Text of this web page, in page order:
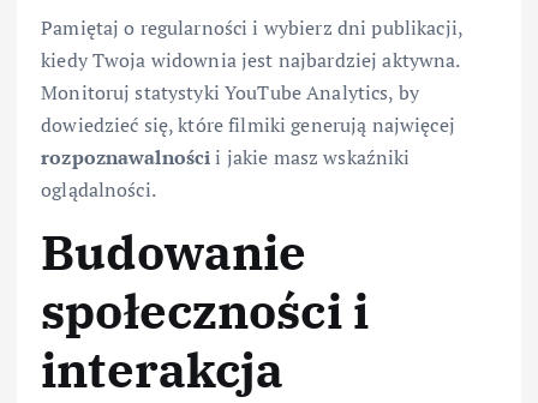
Pamiętaj o regularności i wybierz dni publikacji,
kiedy Twoja widownia jest najbardziej aktywna.
Monitoruj statystyki YouTube Analytics, by
dowiedzieć się, które filmiki generują najwięcej
rozpoznawalnościi jakie masz wskaźniki
oglądalności.
Budowanie
społeczności i
interakcja